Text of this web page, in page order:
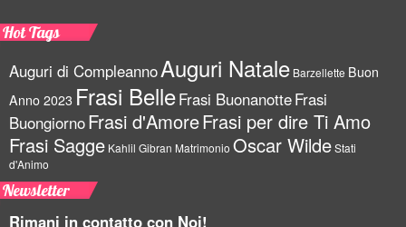
Hot Tags
Auguri di CompleannoAuguri Natale Barzellette Buon
Anno 2023 Frasi BelleFrasi BuonanotteFrasi
BuongiornoFrasi d'AmoreFrasi per dire Ti Amo
Frasi Sagge Kahlil Gibran Matrimonio Oscar WildeStati
d'Animo
Newsletter
Rimani in contatto con Noi!